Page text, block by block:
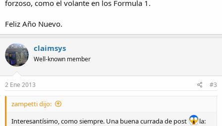
forzoso, como el volante en los Formula 1.
Feliz Año Nuevo.
claimsys
Well-known member
2 Ene 2013 #3
zampetti dijo:
Interesantísimo, como siempre. Una buena currada de post
la: